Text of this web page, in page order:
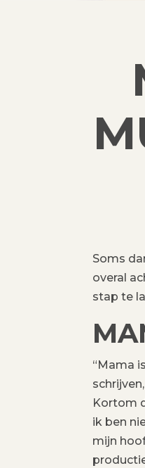
Soms
overal
stap te
“Mama
Kortom
ik ben
mijn